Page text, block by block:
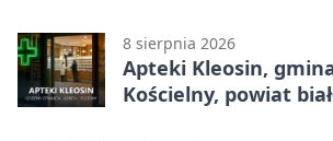
godziny otwarcia
8 sierpnia 2026
Apteki Kleosin,
Kościelny, powiat